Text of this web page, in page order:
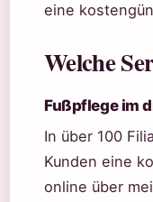
eine
Welche
Fußpflege im
In über 100
Kunden eine
online über